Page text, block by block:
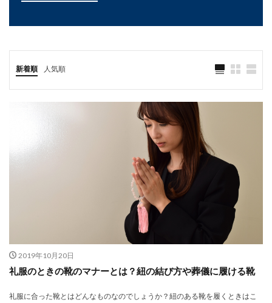
新着順 人気順
2019年10月20日
礼服のときの靴のマナーとは？紐の結び方や葬儀に履ける靴
礼服に合った靴とはどんなものなのでしょうか？紐のある靴を履くときはこ